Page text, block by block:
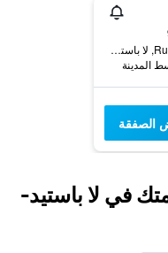
32 Rue Jean Lissar, لا باستيد-كلارانس, إقليم البيرينيه - الأطلسية, فرنسا
الصفقة
في لا باستيد-